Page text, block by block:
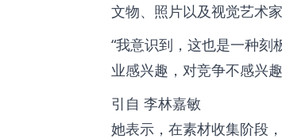
文物、照片以及视觉艺术
我意识到，这也是一种刻
业感兴趣，对竞争不感兴
引自 李林嘉敏
她表示，在素材收集阶段